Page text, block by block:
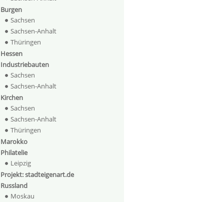
Burgen
Sachsen
Sachsen-Anhalt
Thüringen
Hessen
Industriebauten
Sachsen
Sachsen-Anhalt
Kirchen
Sachsen
Sachsen-Anhalt
Thüringen
Marokko
Philatelie
Leipzig
Projekt: stadteigenart.de
Russland
Moskau